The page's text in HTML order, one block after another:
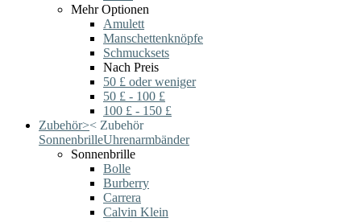
Mehr Optionen
Amulett
Manschettenknöpfe
Schmucksets
Nach Preis
50 £ oder weniger
50 £ - 100 £
100 £ - 150 £
Zubehör>< Zubehör
SonnenbrilleUhrenarmbänder
Sonnenbrille
Bolle
Burberry
Carrera
Calvin Klein